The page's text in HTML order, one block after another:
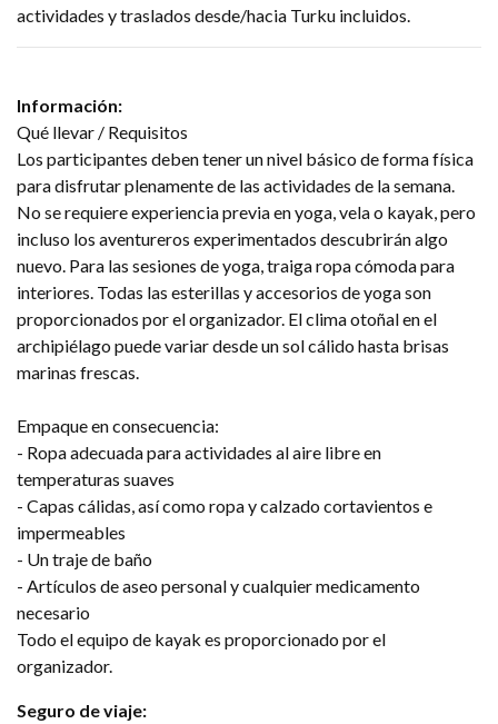
actividades y traslados desde/hacia Turku incluidos.
Información:
Qué llevar / Requisitos
Los participantes deben tener un nivel básico de forma física
para disfrutar plenamente de las actividades de la semana.
No se requiere experiencia previa en yoga, vela o kayak, pero
incluso los aventureros experimentados descubrirán algo
nuevo. Para las sesiones de yoga, traiga ropa cómoda para
interiores. Todas las esterillas y accesorios de yoga son
proporcionados por el organizador. El clima otoñal en el
archipiélago puede variar desde un sol cálido hasta brisas
marinas frescas.
Empaque en consecuencia:
- Ropa adecuada para actividades al aire libre en
temperaturas suaves
- Capas cálidas, así como ropa y calzado cortavientos e
impermeables
- Un traje de baño
- Artículos de aseo personal y cualquier medicamento
necesario
Todo el equipo de kayak es proporcionado por el
organizador.
Seguro de viaje: